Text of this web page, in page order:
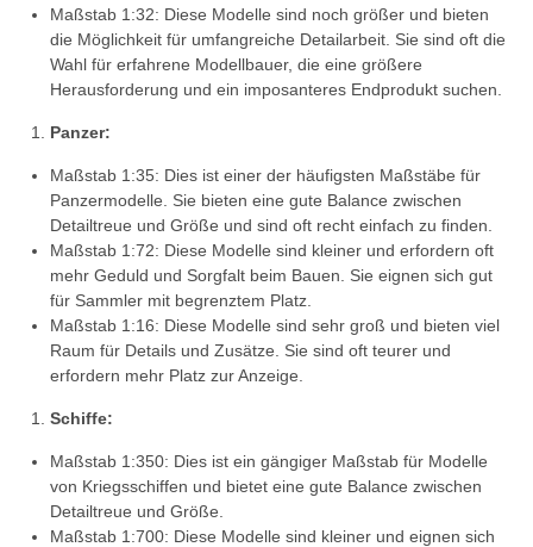
Maßstab 1:32: Diese Modelle sind noch größer und bieten
die Möglichkeit für umfangreiche Detailarbeit. Sie sind oft die
Wahl für erfahrene Modellbauer, die eine größere
Herausforderung und ein imposanteres Endprodukt suchen.
Panzer:
Maßstab 1:35: Dies ist einer der häufigsten Maßstäbe für
Panzermodelle. Sie bieten eine gute Balance zwischen
Detailtreue und Größe und sind oft recht einfach zu finden.
Maßstab 1:72: Diese Modelle sind kleiner und erfordern oft
mehr Geduld und Sorgfalt beim Bauen. Sie eignen sich gut
für Sammler mit begrenztem Platz.
Maßstab 1:16: Diese Modelle sind sehr groß und bieten viel
Raum für Details und Zusätze. Sie sind oft teurer und
erfordern mehr Platz zur Anzeige.
Schiffe:
Maßstab 1:350: Dies ist ein gängiger Maßstab für Modelle
von Kriegsschiffen und bietet eine gute Balance zwischen
Detailtreue und Größe.
Maßstab 1:700: Diese Modelle sind kleiner und eignen sich